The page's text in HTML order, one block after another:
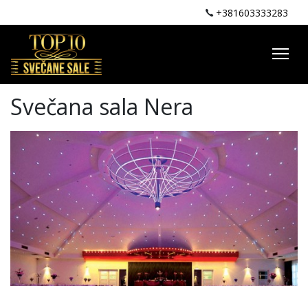
+381603333283
Svečana sala Nera